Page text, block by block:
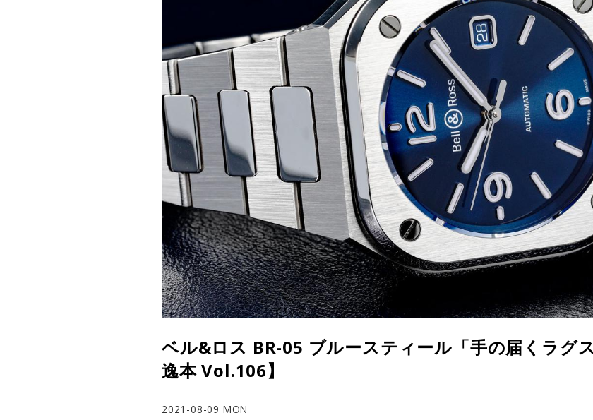
ベル&ロス BR-05 ブルースティール「手の届くラグ
逸本 Vol.106】
2021-08-09 MON